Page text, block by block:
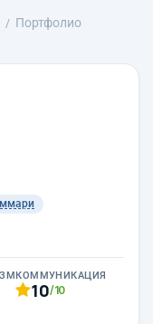
Портфолио
КОММУНИКАЦИЯ
10/10